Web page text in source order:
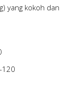
yang kokoh dan
120